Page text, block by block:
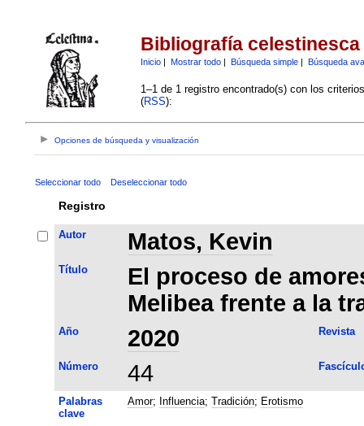
Bibliografía celestinesca
Inicio| Mostrar todo| Búsqueda simple| Búsqueda
1–1 de 1 registro encontrado(s) con los
(RSS):
Opciones de búsqueda y visualización
Seleccionar todo Deseleccionar todo
Registro
Autor Matos, Kevin
Título
El proceso de
Melibea frente a la
Año 2020 Revista
Número 44
Palabras
clave
Amor; Influencia; Tradición; Erotismo